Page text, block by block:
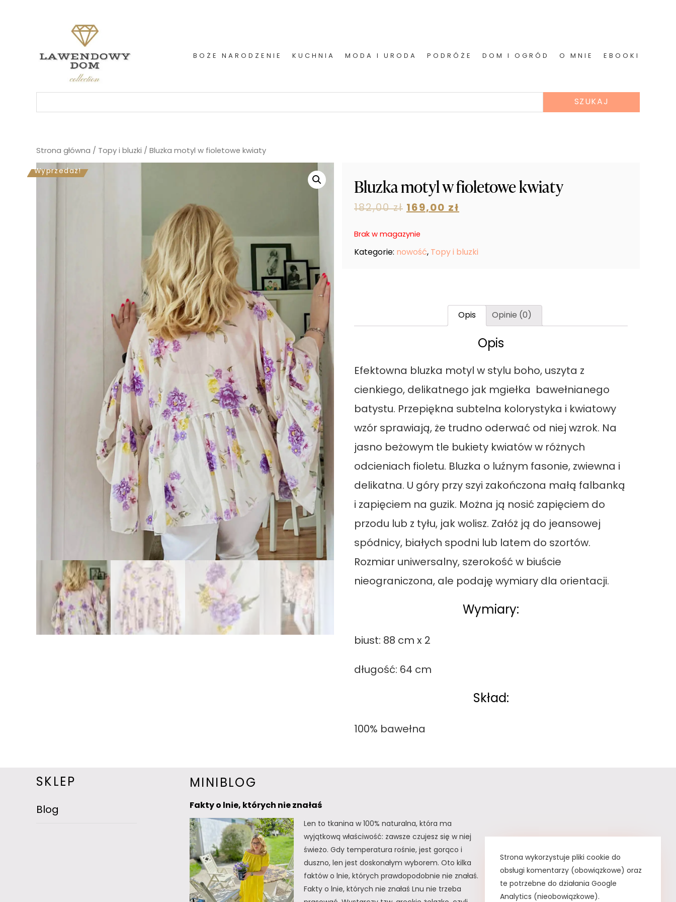
BOŻE NARODZENIE KUCHNIA MODA I URODA PODRÓŻE DOM I OGRÓD O MNIE EBOOKI
Strona główna / Topy i bluzki / Bluzka motyl w fioletowe kwiaty
Wyprzedaż!
Bluzka motyl w fioletowe kwiaty
182,00zł 169,00 zł
Brak w magazynie
Kategorie: nowość, Topy i bluzki
Opis Opinie (0)
Opis
Efektowna bluzka motyl w stylu boho, uszyta z
cienkiego, delikatnego jak mgiełka bawełnianego
batystu. Przepiękna subtelna kolorystyka i kwiatowy
wzór sprawiają, że trudno oderwać od niej wzrok. Na
jasno beżowym tle bukiety kwiatów w różnych
odcieniach fioletu. Bluzka o luźnym fasonie, zwiewna i
delikatna. U góry przy szyi zakończona małą falbanką
i zapięciem na guzik. Można ją nosić zapięciem do
przodu lub z tyłu, jak wolisz. Załóż ją do jeansowej
spódnicy, białych spodni lub latem do szortów.
Rozmiar uniwersalny, szerokość w biuście
nieograniczona, ale podaję wymiary dla orientacji.
Wymiary:
biust: 88 cm x 2
długość: 64 cm
Skład:
100% bawełna
SKLEP
Blog
MINIBLOG
Fakty o lnie, których nie znałaś
Len to tkanina w 100% naturalna, która ma
wyjątkową właściwość: zawsze czujesz się w niej
świeżo. Gdy temperatura rośnie, jest gorąco i
duszno, len jest doskonałym wyborem. Oto kilka
faktów o lnie, których prawdopodobnie nie znałaś.
Fakty o lnie, których nie znałaś Lnu nie trzeba
Strona wykorzystuje pliki cookie do
obsługi komentarzy (obowiązkowe) oraz
te potrzebne do działania Google
Analytics (nieobowiązkowe).